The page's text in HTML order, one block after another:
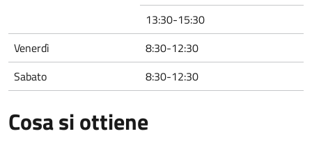
13:30-15:30
Venerdì
8:30-12:30
Sabato
8:30-12:30
Cosa si ottiene